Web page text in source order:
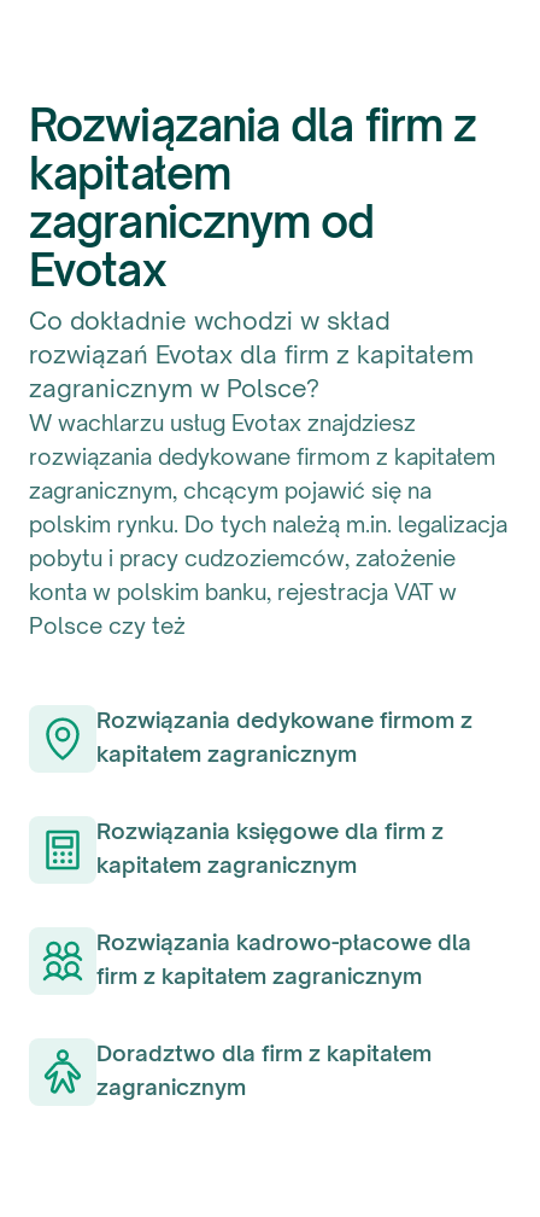
Rozwiązania dla firm z
kapitałem
zagranicznym od
Evotax
Co dokładnie wchodzi w skład
rozwiązań Evotax dla firm z kapitałem
zagranicznym w Polsce?
W wachlarzu usług Evotax znajdziesz
rozwiązania dedykowane firmom z kapitałem
zagranicznym, chcącym pojawić się na
polskim rynku. Do tych należą m.in. legalizacja
pobytu i pracy cudzoziemców, założenie
konta w polskim banku, rejestracja VAT w
Polsce czy też
Rozwiązania dedykowane firmom z
kapitałem zagranicznym
Rozwiązania księgowe dla firm z
kapitałem zagranicznym
Rozwiązania kadrowo-płacowe dla
firm z kapitałem zagranicznym
Doradztwo dla firm z kapitałem
zagranicznym